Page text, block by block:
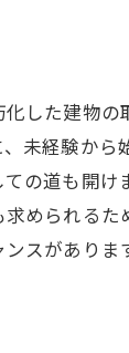
した建物の
未経験から
の道も開け
められるた
スがありま